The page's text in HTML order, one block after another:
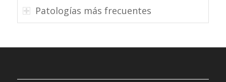
Patologías más frecuentes